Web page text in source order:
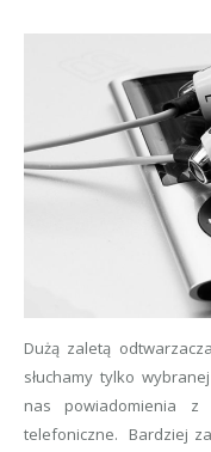
Dużą zaletą
słuchamy tylko
nas powiadomienia z
telefoniczne. Bardziej